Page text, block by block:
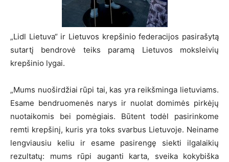
„Lidl Lietuva“ ir Lietuvos krepšinio federacijos pasirašytą
sutartį bendrovė teiks paramą Lietuvos moksleivių
krepšinio lygai.
„Mums nuoširdžiai rūpi tai, kas yra reikšminga lietuviams.
Esame bendruomenės narys ir nuolat domimės pirkėjų
nuotaikomis bei pomėgiais. Būtent todėl pasirinkome
remti krepšinį, kuris yra toks svarbus Lietuvoje. Neiname
lengviausiu keliu ir esame pasirengę siekti ilgalaikių
rezultatų: mums rūpi auganti karta, sveika kokybiška